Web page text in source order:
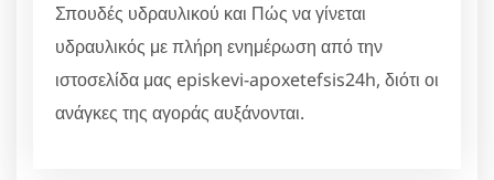
Σπουδές υδραυλικού και Πώς να γίνεται
υδραυλικός με πλήρη ενημέρωση από την
ιστοσελίδα μας episkevi-apoxetefsis24h, διότι οι
ανάγκες της αγοράς αυξάνονται.